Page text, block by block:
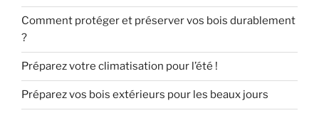
Comment protéger et préserver vos bois durablement
?
Préparez votre climatisation pour l’été !
Préparez vos bois extérieurs pour les beaux jours